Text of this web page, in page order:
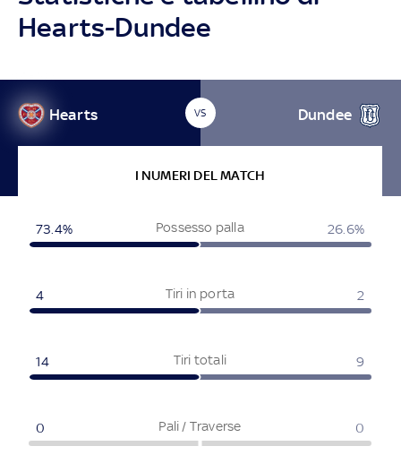
Hearts-Dundee
Hearts VS Dundee
I NUMERI DEL MATCH
Possesso palla
73.4% 26.6%
Tiri in porta
4 2
Tiri totali
14 9
Pali / Traverse
0 0